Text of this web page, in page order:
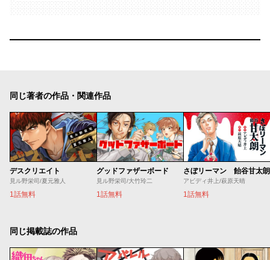
同じ著者の作品・関連作品
デスクリエイト
見ル野栄司/夏元雅人
1話無料
グッドファザーボード
見ル野栄司/大竹玲二
1話無料
さぼリーマン 飴谷甘太朗
アビディ井上/萩原天晴
1話無料
同じ掲載誌の作品